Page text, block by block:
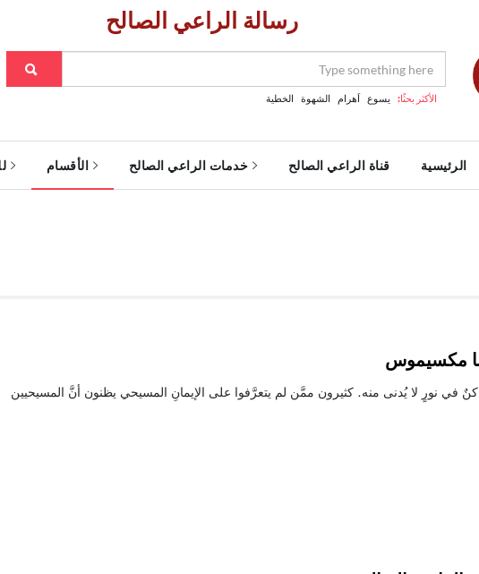
رسالة الراعي الصالح
الأكثر بحثًا: يسوع اَهرام الشهوة الخطية
الرئيسية قناة الراعي الصالح خدمات الراعي الصالح الأقسام
مكسيموس
في نورٍ لا يُدنى منه. كثيرون ممَّن لم يتعرَّفوا على الإيمانِ المسيحي يظنون أنَّ المسيحيين